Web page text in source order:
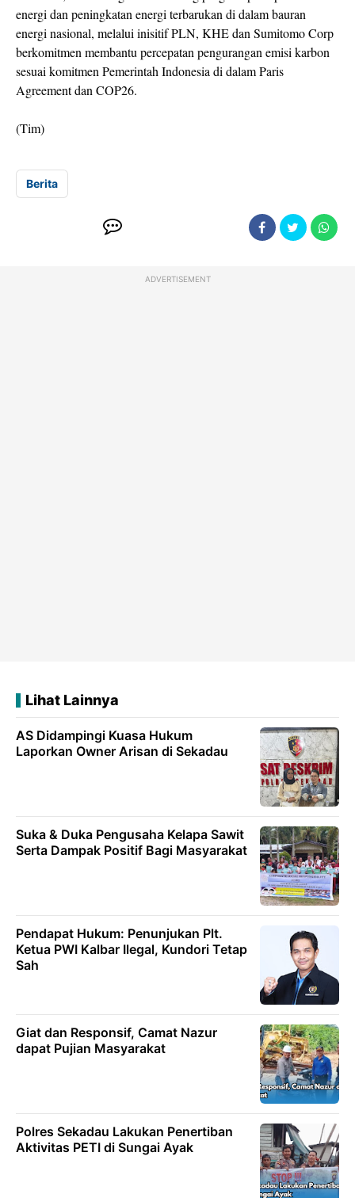
energi dan peningkatan energi terbarukan di dalam bauran
energi nasional, melalui inisitif PLN, KHE dan Sumitomo Corp
berkomitmen membantu percepatan pengurangan emisi karbon
sesuai komitmen Pemerintah Indonesia di dalam Paris
Agreement dan COP26.
(Tim)
Berita
ADVERTISEMENT
Lihat Lainnya
AS Didampingi Kuasa Hukum
Laporkan Owner Arisan di Sekadau
Suka & Duka Pengusaha Kelapa Sawit
Serta Dampak Positif Bagi Masyarakat
Pendapat Hukum: Penunjukan Plt.
Ketua PWI Kalbar Ilegal, Kundori Tetap
Sah
Giat dan Responsif, Camat Nazur
dapat Pujian Masyarakat
Polres Sekadau Lakukan Penertiban
Aktivitas PETI di Sungai Ayak